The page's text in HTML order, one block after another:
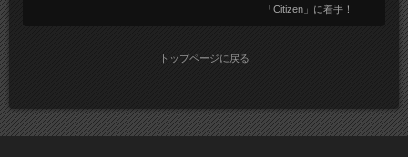
「Citizen」に着手！
トップページに戻る